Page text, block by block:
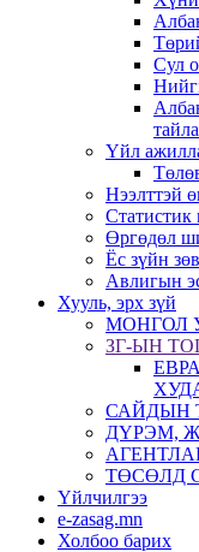
Сул
Үйл
Нээлттэй
Статистик
Өргөдөл
Ёс зүйн
Авлигын
Хууль, эрх зүй
МОНГОЛ
ЗГ-ЫН
САЙДЫН
ДҮРЭМ,
ТӨСӨЛД
Үйлчилгээ
e-zasag.mn
Холбоо барих